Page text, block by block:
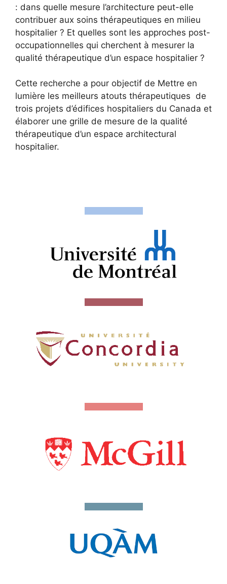
: dans quelle mesure l’architecture peut-elle
contribuer aux soins thérapeutiques en milieu
hospitalier ? Et quelles sont les approches post-
occupationnelles qui cherchent à mesurer la
qualité thérapeutique d’un espace hospitalier ?
Cette recherche a pour objectif de Mettre en
lumière les meilleurs atouts thérapeutiques de
trois projets d’édifices hospitaliers du Canada et
élaborer une grille de mesure de la qualité
thérapeutique d’un espace architectural
hospitalier.